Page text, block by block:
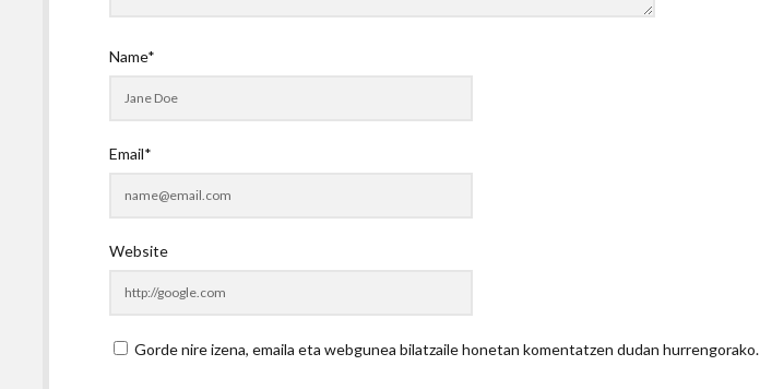
Name*
Email*
Website
Gorde nire izena, emaila eta webgunea bilatzaile honetan komentatzen dudan hurrengorako.